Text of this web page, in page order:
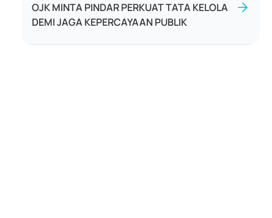
OJK MINTA PINDAR PERKUAT TATA KELOLA
DEMI JAGA KEPERCAYAAN PUBLIK